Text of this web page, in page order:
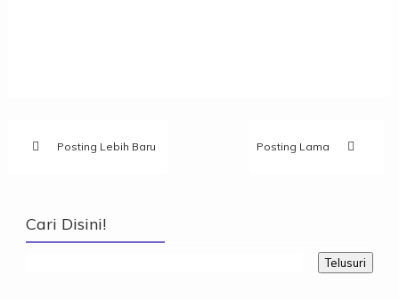
Posting Lebih Baru Posting Lama
Cari Disini!